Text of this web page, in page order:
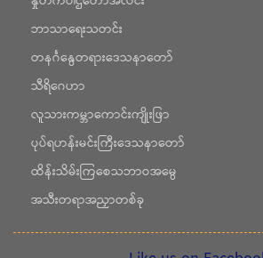
ဘာသာရေးသတင်း
တနင်္ဂနွေတရားဒေသနာတော်
သီရိဂေဟာ
လူသားကမ္ဘာကောင်းကျိုးဖြာ
ပုပ်ရဟန်းမင်းကြီးဒေသနာတော်
ထိန်းသိမ်းကြစေသဘာဝအမွေ
အသီးတရာအညှာတစ်ခု